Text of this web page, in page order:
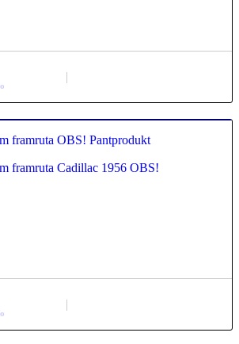
framruta OBS! Pantprodukt
0.00
framruta Cadillac 1956 OBS!